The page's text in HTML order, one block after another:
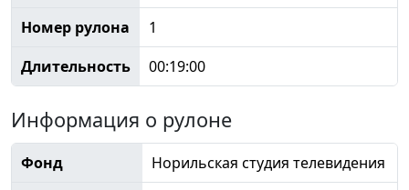
Номер рулона
1
Длительность
00:19:00
Информация о рулоне
Фонд
Норильская студия телевидения